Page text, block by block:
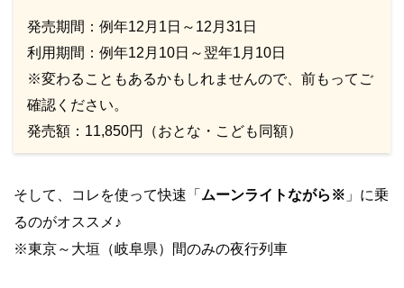
発売期間：例年12月1日～12月31日
利用期間：例年12月10日～翌年1月10日
※変わることもあるかもしれませんので、前もってご
確認ください。
発売額：11,850円（おとな・こども同額）
そして、コレを使って快速「 ムーンライトながら※ 」に乗
るのがオススメ♪
※東京～大垣（岐阜県）間のみの夜行列車